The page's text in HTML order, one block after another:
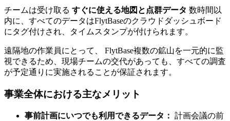
チームは受け取る すぐに使える地図と点群データ 数時間以
内に、すべてのデータはFlytBaseのクラウドダッシュボード
にタグ付けされ、タイムスタンプが付けられます。
遠隔地の作業員にとって、 FlytBase複数の鉱山を一元的に監
視できるため、現場チームの交代があっても、すべての調査
が予定通りに実施されることが保証されます。
事業全体における主なメリット
事前計画にいつでも利用できるデータ： 計画会議の前